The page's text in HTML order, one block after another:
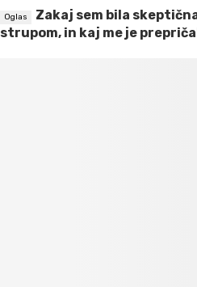
Zakaj sem bila
strupom, in kaj me je